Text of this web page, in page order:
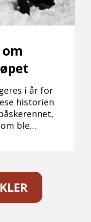
i år for
historien
ble…